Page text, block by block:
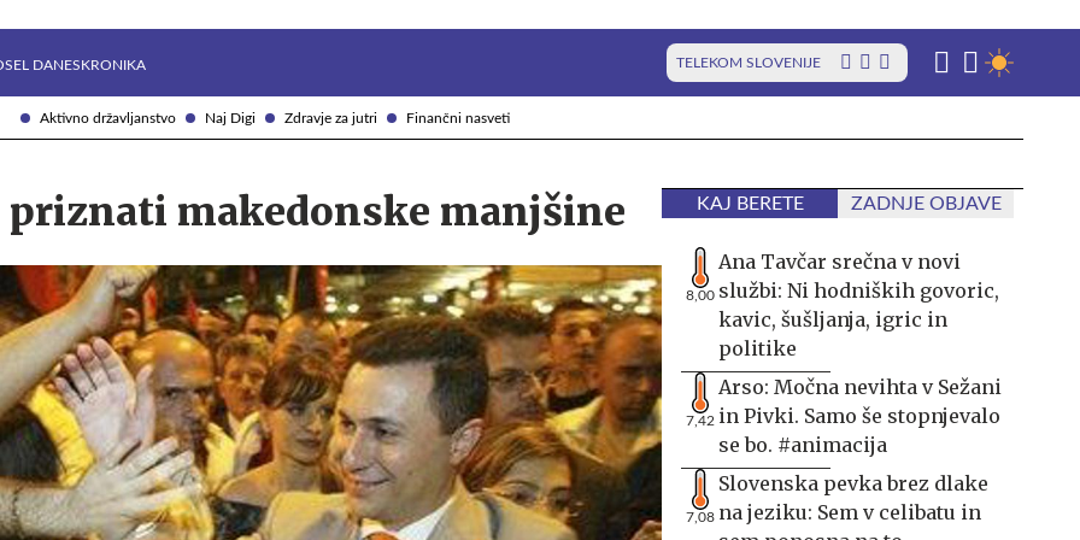
Aktivno državljanstvo Naj Digi Zdravje za jutri Finančni nasveti
DANESKRONIKA TELEKOM SLOVENIJE
priznati makedonske manjšine KAJ BERETE ZADNJE OBJAVE
8,00
Ana Tavčar srečna v novi
službi: Ni hodniških govoric,
kavic, šušljanja, igric in
politike
7,42
Arso: Močna nevihta v Sežani
in Pivki. Samo še stopnjevalo
se bo. #animacija
7,08
Slovenska pevka brez dlake
na jeziku: Sem v celibatu in